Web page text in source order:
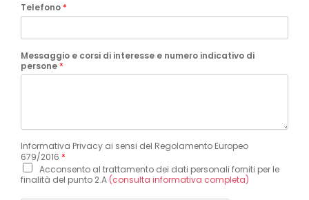
Telefono *
Messaggio e corsi di interesse e numero indicativo di
persone *
Informativa Privacy ai sensi del Regolamento Europeo
679/2016 *
Acconsento al trattamento dei dati personali forniti per le
finalità del punto 2.A (consulta informativa completa)